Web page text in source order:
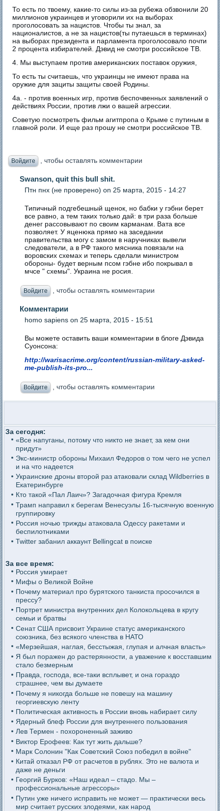
То есть по твоему, какие-то силы из-за рубежа обзвонили 20
миллионов украинцев и уговорили их на выборах
проголосовать за нацистов. Чтобы ты знал, за
националистов, а не за нацистов(ты путаешься в терминах)
на выборах президента и парламента проголосовало почти
2 процента избирателей. Дэвид не смотри российское ТВ.
4. Мы выступаем против американских поставок оружия,
То есть ты считаешь, что украинцы не имеют права на
оружие для зациты защиты своей Родины.
4а. - против военных игр, против беспочвенных заявлений о
действиях России, против лжи о вашей агрессии.
Советую посмотреть фильм агитпропа о Крыме с путиным в
главной роли. И еще раз прошу не смотри российское ТВ.
Войдите , чтобы оставлять комментарии
Swanson, quit this bull shit.
Птн пнх (не проверено) on 25 марта, 2015 - 14:27
Типичный подгебешный щенок, но бабки у гэбни берет
все равно, а тем таких только дай: в три раза больше
денег рассовывают по своим карманам. Вата все
позволяет. У яценюка прямо на заседании
правительства могу с замом в наручниках вывели
следователи, а в РФ такого мясника повязали на
воровских схемах и теперь сделали министром
обороны- будет верным псом гэбне ибо покрывал в
мчсе " схемы". Украина не росия.
Войдите , чтобы оставлять комментарии
Комментарии
homo sapiens on 25 марта, 2015 - 15:51
Вы можете оставить ваши комментарии в блоге Дэвида
Суонсона:
http://warisacrime.org/content/russian-military-asked-
me-publish-its-pro...
Войдите , чтобы оставлять комментарии
За сегодня:
«Все напуганы, потому что никто не знает, за кем они
придут»
Экс-министр обороны Михаил Федоров о том чего не успел
и на что надеется
Украинские дроны второй раз атаковали склад Wildberries в
Екатеринбурге
Кто такой «Пал Лаич»? Загадочная фигура Кремля
Трамп направил к берегам Венесуэлы 16-тысячную военную
группировку
Россия ночью трижды атаковала Одессу ракетами и
беспилотниками
Twitter забанил аккаунт Bellingcat в поиске
За все время:
Россия умирает
Мифы о Великой Войне
Почему материал про бурятского танкиста просочился в
прессу?
Портрет министра внутренних дел Колокольцева в кругу
семьи и братвы
Сенат США присвоит Украине статус американского
союзника, без всякого членства в НАТО
«Мерзейшая, наглая, бесстыжая, глупая и алчная власть»
Я был поражен до растерянности, а уважение к восставшим
стало безмерным
Правда, господа, все-таки всплывет, и она гораздо
страшнее, чем вы думаете
Почему я никогда больше не повешу на машину
георгиевскую ленту
Политическая активность в России вновь набирает силу
Ядерный блеф России для внутреннего пользования
Лев Термен - похороненный заживо
Виктор Ерофеев: Как тут жить дальше?
Марк Солонин "Как Советский Союз победил в войне"
Китай отказал РФ от расчетов в рублях. Это не валюта и
даже не деньги
Георгий Бурков: «Наш идеал – стадо. Мы –
профессиональные агрессоры»
Путин уже ничего исправить не может — практически весь
мир считает русских злодеями, как народ